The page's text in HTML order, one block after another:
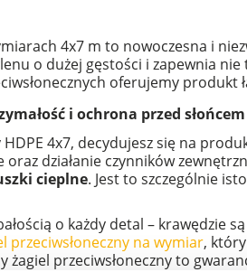
4x7 m to nowoczesna i
o dużej gęstości i zapewnia
oferujemy produkt
i ochrona przed słońcem
4x7, decydujesz się na
działanie czynników
cieplne. Jest to szczególnie
o każdy detal –
przeciwsłoneczny na wymiar,
żagiel przeciwsłoneczny to